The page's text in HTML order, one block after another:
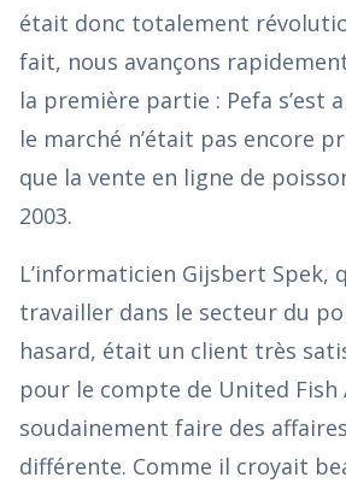
était donc totalement
fait, nous avançons
la première partie : Pefa s’est
le marché n’était pas encore
que la vente en ligne de
2003.
L’informaticien Gijsbert Spek,
travailler dans le secteur du
hasard, était un client très
pour le compte de United Fish
soudainement faire des
différente. Comme il croyait